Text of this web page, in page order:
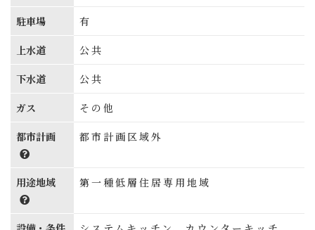
駐車場 有
上水道 公共
下水道 公共
ガス その他
都市計画 都市計画区域外
用途地域 第一種低層住居専用地域